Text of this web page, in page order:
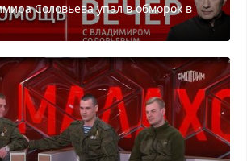
Соловьева упал в обморок в